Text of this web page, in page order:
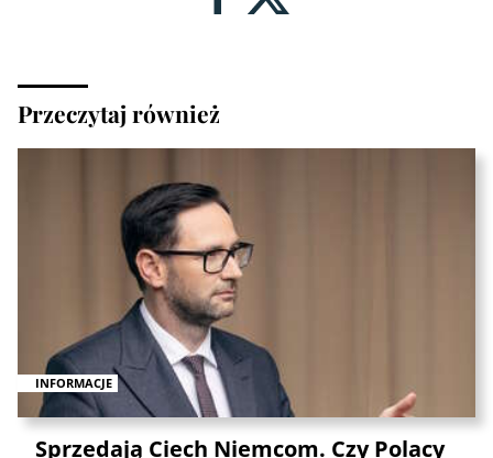
Przeczytaj również
INFORMACJE
Sprzedają Ciech Niemcom. Czy Polacy